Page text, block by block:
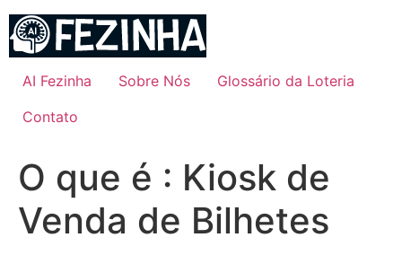
para
conteúdo
AI Fezinha Sobre Nós
Glossário da Loteria
Contato
O que é : Kiosk de
Venda de Bilhetes